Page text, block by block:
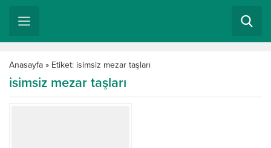
Anasayfa » Etiket: isimsiz mezar taşları
isimsiz mezar taşları